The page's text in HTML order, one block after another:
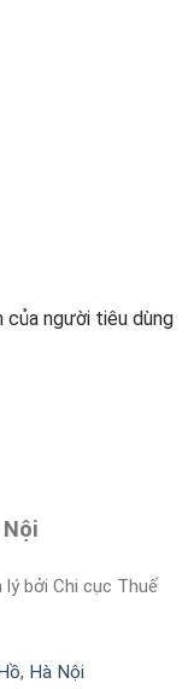
của người tiêu dùng
lý bởi Chi cục Thuế
Hà Nội